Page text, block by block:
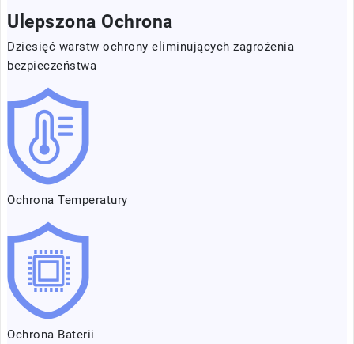
Ulepszona Ochrona
Dziesięć warstw ochrony eliminujących zagrożenia
bezpieczeństwa
Ochrona Temperatury
Ochrona Baterii